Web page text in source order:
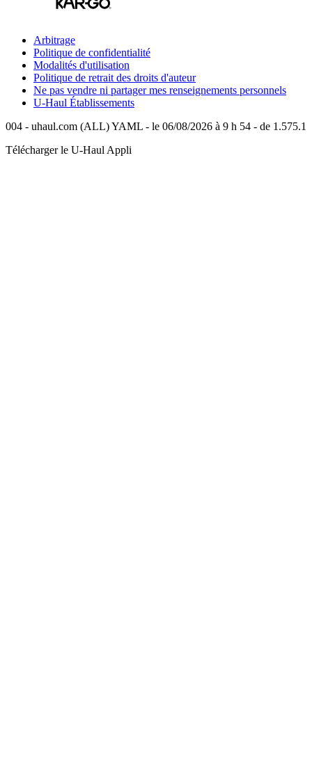
Arbitrage
Politique de confidentialité
Modalités d'utilisation
Politique de retrait des droits d'auteur
Ne pas vendre ni partager mes renseignements personnels
U-Haul Établissements
004 - uhaul.com (ALL) YAML - le 06/08/2026 à 9 h 54 - de 1.575.1
Télécharger le U-Haul Appli